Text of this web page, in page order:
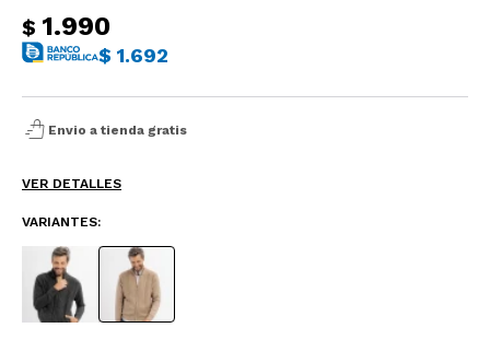
$ 1.990
$ 1.692
shopping_bag_speed Envio a tienda gratis
VER DETALLES
VARIANTES: